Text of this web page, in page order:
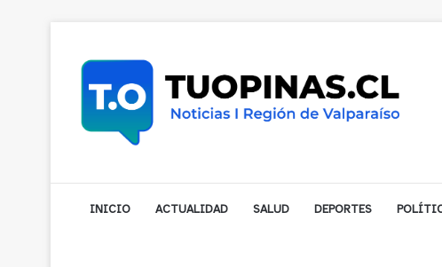
INICIO ACTUALIDAD SALUD DEPORTES